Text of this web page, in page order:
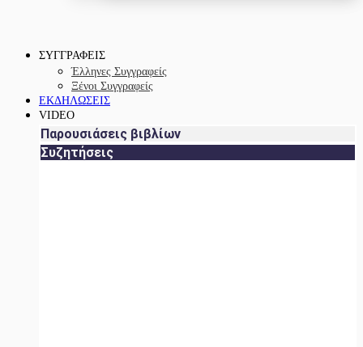
ΣΥΓΓΡΑΦΕΙΣ
Έλληνες Συγγραφείς
Ξένοι Συγγραφείς
ΕΚΔΗΛΩΣΕΙΣ
VIDEO
Παρουσιάσεις βιβλίων
Συζητήσεις